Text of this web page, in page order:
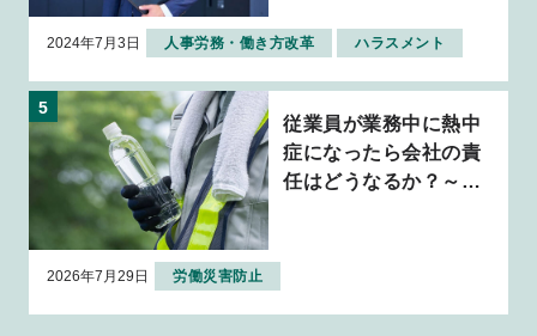
2024年7月3日 人事労務・働き方改革 ハラスメント
従業員が業務中に熱中
症になったら会社の責
任はどうなるか？～判
2026年7月29日 労働災害防止